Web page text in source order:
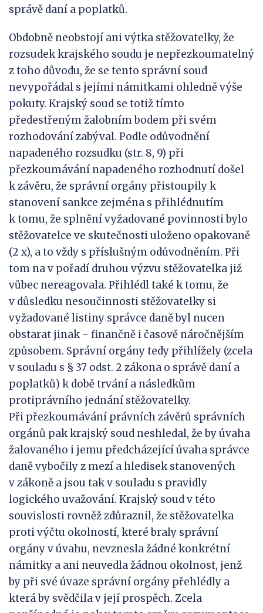
správě daní a poplatků.
Obdobně neobstojí ani výtka stěžovatelky, že
rozsudek krajského soudu je nepřezkoumatelný
z toho důvodu, že se tento správní soud
nevypořádal s jejími námitkami ohledně výše
pokuty. Krajský soud se totiž tímto
předestřeným žalobním bodem při svém
rozhodování zabýval. Podle odůvodnění
napadeného rozsudku (str. 8, 9) při
přezkoumávání napadeného rozhodnutí došel
k závěru, že správní orgány přistoupily k
stanovení sankce zejména s přihlédnutím
k tomu, že splnění vyžadované povinnosti bylo
stěžovatelce ve skutečnosti uloženo opakovaně
(2 x), a to vždy s příslušným odůvodněním. Při
tom na v pořadí druhou výzvu stěžovatelka již
vůbec nereagovala. Přihlédl také k tomu, že
v důsledku nesoučinnosti stěžovatelky si
vyžadované listiny správce daně byl nucen
obstarat jinak - finančně i časově náročnějším
způsobem. Správní orgány tedy přihlížely (zcela
v souladu s § 37 odst. 2 zákona o správě daní a
poplatků) k době trvání a následkům
protiprávního jednání stěžovatelky.
Při přezkoumávání právních závěrů správních
orgánů pak krajský soud neshledal, že by úvaha
žalovaného i jemu předcházející úvaha správce
daně vybočily z mezí a hledisek stanovených
v zákoně a jsou tak v souladu s pravidly
logického uvažování. Krajský soud v této
souvislosti rovněž zdůraznil, že stěžovatelka
proti výčtu okolností, které braly správní
orgány v úvahu, nevznesla žádné konkrétní
námitky a ani neuvedla žádnou okolnost, jenž
by při své úvaze správní orgány přehlédly a
která by svědčila v její prospěch. Zcela